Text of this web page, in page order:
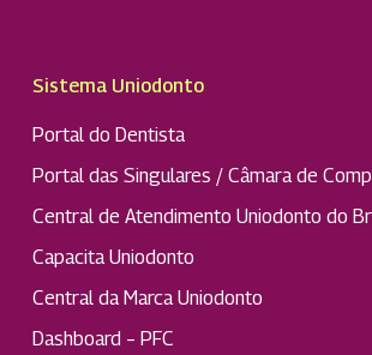
Sistema Uniodonto
Portal do Dentista
Portal das Singulares / Câmara de
Central de Atendimento Uniodonto do
Capacita Uniodonto
Central da Marca Uniodonto
Dashboard – PFC